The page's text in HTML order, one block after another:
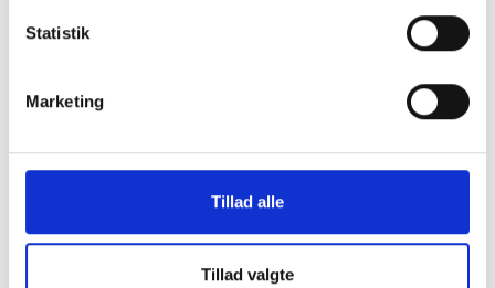
Statistik
Marketing
Tillad alle
Tillad valgte
8000 Aarhus C, Denmark